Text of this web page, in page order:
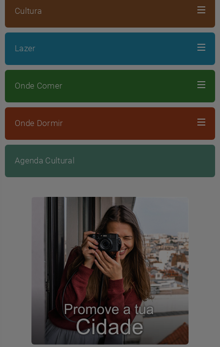
Cultura
Lazer
Onde Comer
Onde Dormir
Agenda Cultural